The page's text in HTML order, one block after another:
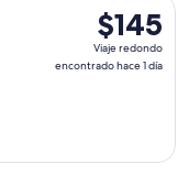
$145
Viaje
redondo,
$145
Viaje redondo
encontrado hace 1 día